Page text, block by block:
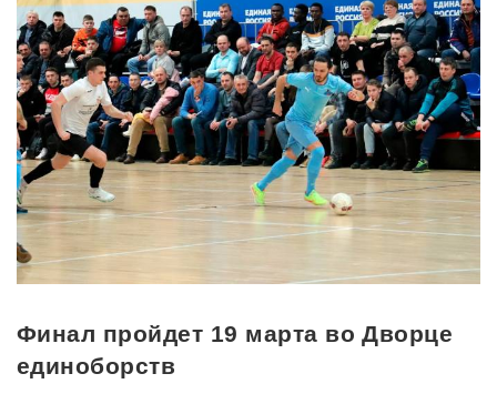
Финал пройдет 19 марта во Дворце
единоборств